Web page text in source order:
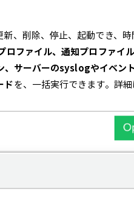
、削除、停止、起動でき、
ロファイル、通知プロファイ
、サーバーのsyslogやイベン
ドを、一括実行できます。詳細